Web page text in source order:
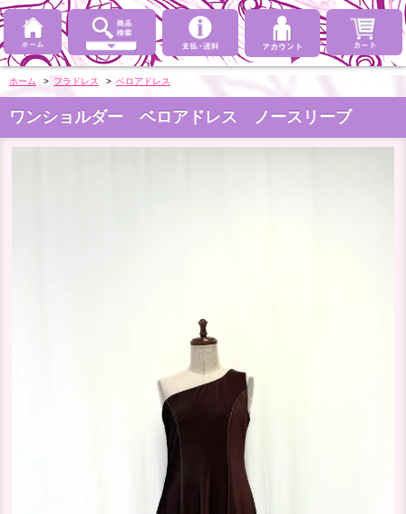
ホーム > フラドレス > ベロアドレス
ワンショルダー ベロアドレス ノースリーブ